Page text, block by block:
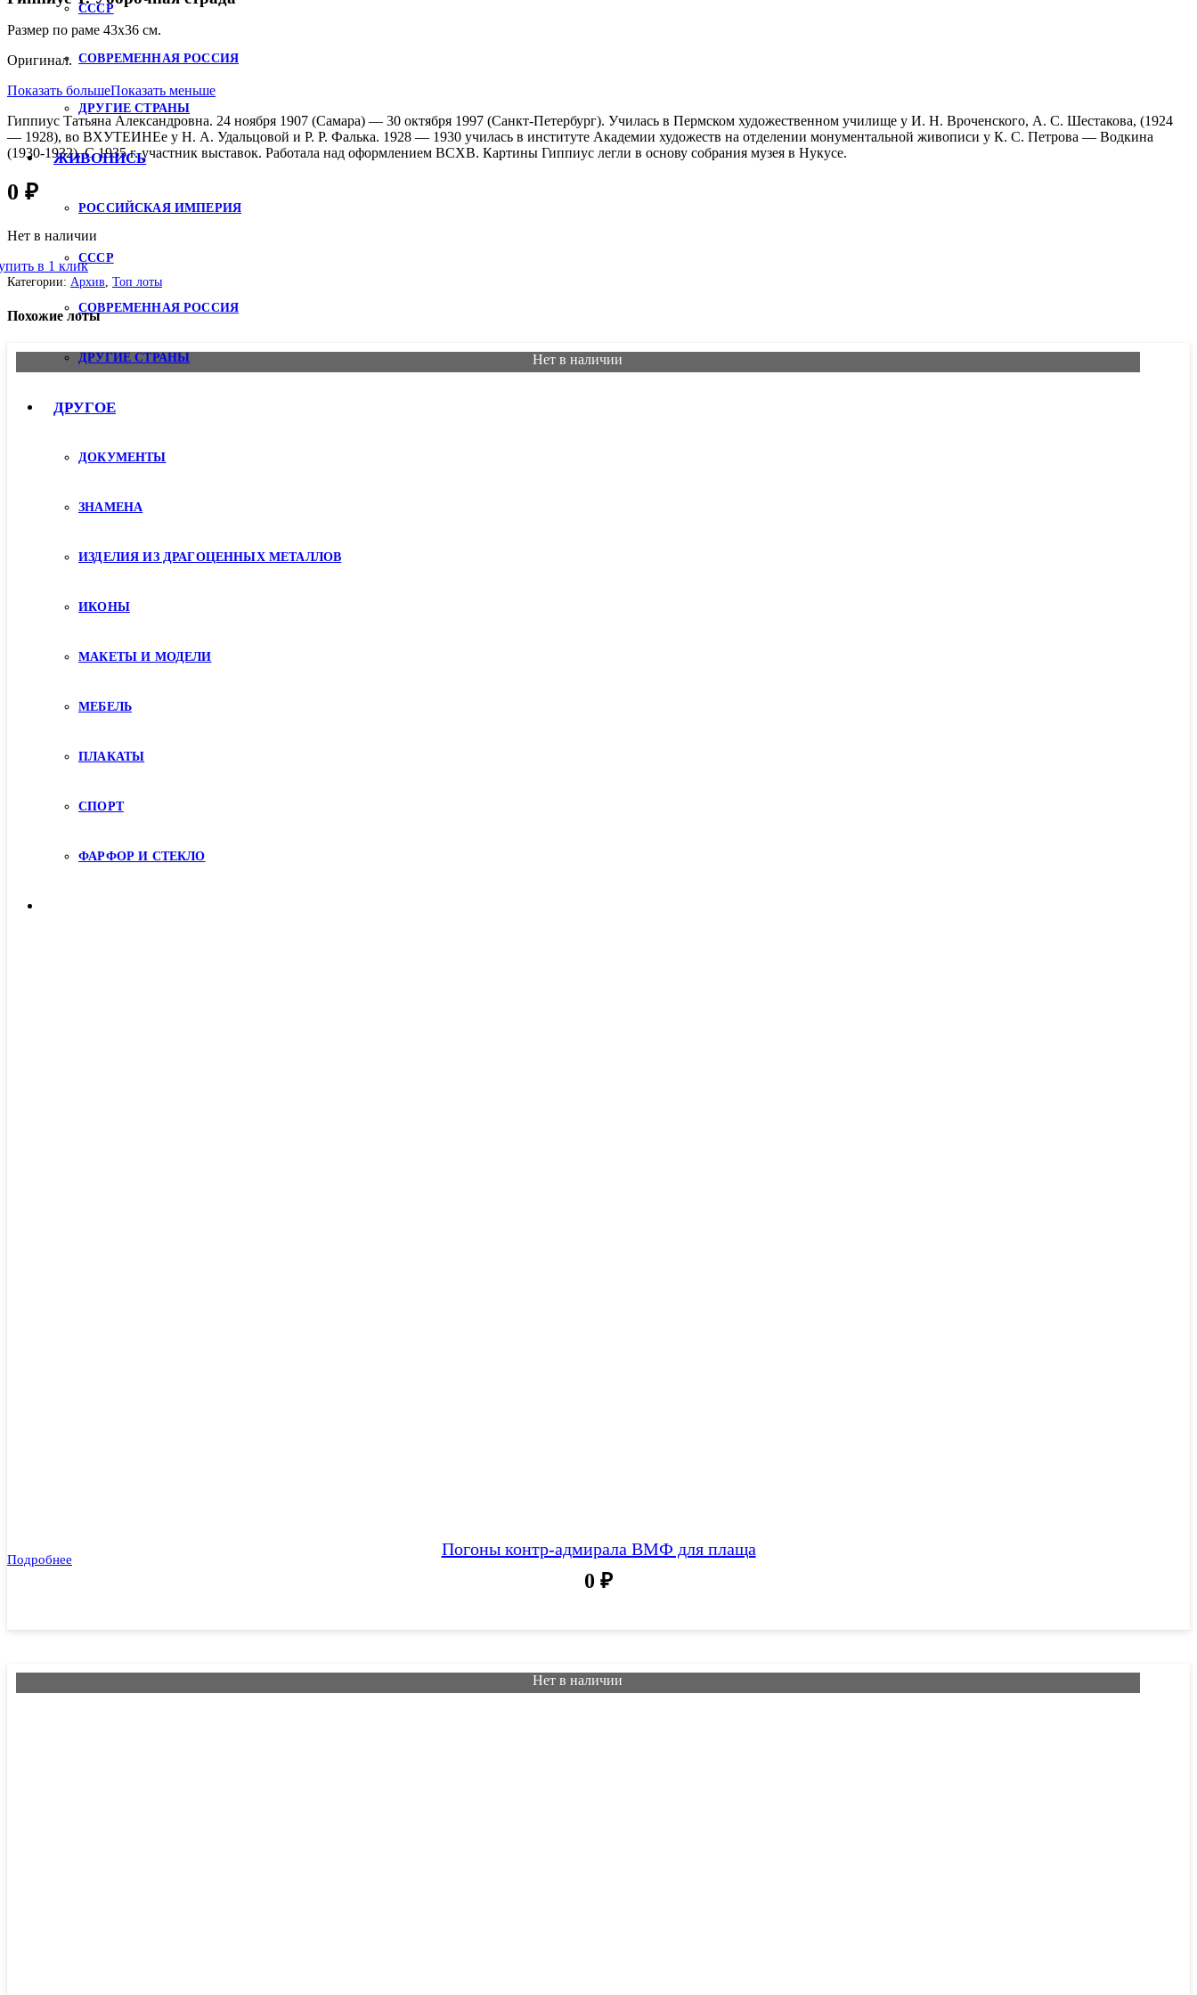
СССР
СОВРЕМЕННАЯ РОССИЯ
ДРУГИЕ СТРАНЫ
ЖИВОПИСЬ
РОССИЙСКАЯ ИМПЕРИЯ
СССР
СОВРЕМЕННАЯ РОССИЯ
ДРУГИЕ СТРАНЫ
ДРУГОЕ
ДОКУМЕНТЫ
ЗНАМЕНА
ИЗДЕЛИЯ ИЗ ДРАГОЦЕННЫХ МЕТАЛЛОВ
ИКОНЫ
МАКЕТЫ И МОДЕЛИ
МЕБЕЛЬ
ПЛАКАТЫ
СПОРТ
ФАРФОР И СТЕКЛО
Размер по раме 43х36 см.
Оригинал.
Показать большеПоказать меньше
Гиппиус Татьяна Александровна. 24 ноября 1907 (Самара) — 30 октября 1997 (Санкт-Петербург). Училась в Пермском художественном училище у И. Н. Вроченского, А. С. Шестакова, (1924
— 1928), во ВХУТЕИНЕе у Н. А. Удальцовой и Р. Р. Фалька. 1928 — 1930 училась в институте Академии художеств на отделении монументальной живописи у К. С. Петрова — Водкина
(1930-1932). С 1935 г. участник выставок. Работала над оформлением ВСХВ. Картины Гиппиус легли в основу собрания музея в Нукусе.
0 ₽
Нет в наличии
в 1 клик
Категории: Архив Топ лоты
Похожие лоты
Погоны контр-адмирала ВМФ для плаща
0 ₽
Подробнее
Нет в наличии
Нет в наличии